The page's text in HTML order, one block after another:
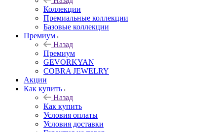
Коллекции
Премиальные коллекции
Базовые коллекции
Премиум
Назад
Премиум
GEVORKYAN
COBRA JEWELRY
Акции
Как купить
Назад
Как купить
Условия оплаты
Условия доставки